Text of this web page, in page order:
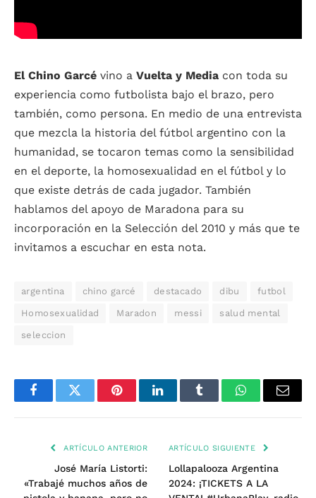
El Chino Garcé vino a Vuelta y Media con toda su
experiencia como futbolista bajo el brazo, pero
también, como persona. En medio de una entrevista
que mezcla la historia del fútbol argentino con la
humanidad, se tocaron temas como la sensibilidad
en el deporte, la homosexualidad en el fútbol y lo
que existe detrás de cada jugador. También
hablamos del apoyo de Maradona para su
incorporación en la Selección del 2010 y más que te
invitamos a escuchar en esta nota.
argentina chino garcé destacado dibu futbol
Homosexualidad Maradon messi salud mental
seleccion
FacebookTwitter PinterestLinkedInTumblr WhatsAppEmail
ARTÍCULO ANTERIOR
José María Listorti:
«Trabajé muchos años de
ARTÍCULO SIGUIENTE
Lollapalooza Argentina
2024: ¡TICKETS A LA